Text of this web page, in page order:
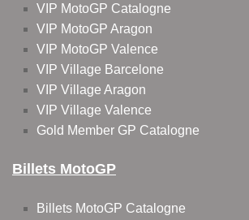
VIP MotoGP Catalogne
VIP MotoGP Aragon
VIP MotoGP Valence
VIP Village Barcelone
VIP Village Aragon
VIP Village Valence
Gold Member GP Catalogne
Billets MotoGP
Billets MotoGP Catalogne